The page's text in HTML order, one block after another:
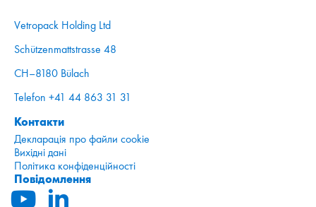
Vetropack Holding Ltd
Schützenmattstrasse 48
CH–8180 Bülach
Telefon +41 44 863 31 31
Контакти
Декларація про файли cookie
Вихідні дані
Політика конфіденційності
Повідомлення